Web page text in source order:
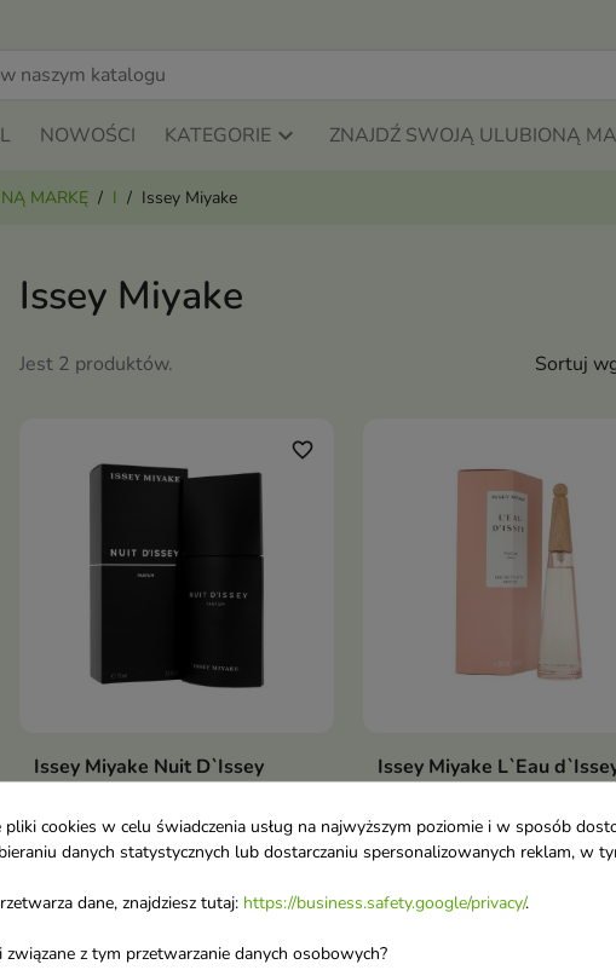
NOWOŚCI KATEGORIE ZNAJDŹ SWOJĄ ULUBIONĄ
MARKĘ I Issey Miyake
Issey Miyake
Jest 2 produktów. Sortuj
Dodaj do koszyka
favorite_border
Issey Miyake Nuit D`Issey
Parfum
Dodaj do
Issey Miyake L`Eau
kobiet 50 ml
Woda toaletowa dla kobiet
Pokazano 1-2 z 2 pozycji
cookies w celu świadczenia usług na najwyższym poziomie i w sposób
danych statystycznych lub dostarczaniu spersonalizowanych reklam, w
dane, znajdziesz tutaj: https://business.safety.google/privacy/.
z tym przetwarzanie danych osobowych?